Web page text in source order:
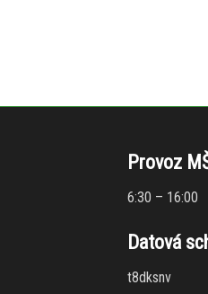
Provoz
6:30 – 16:00
Datová
t8dksnv